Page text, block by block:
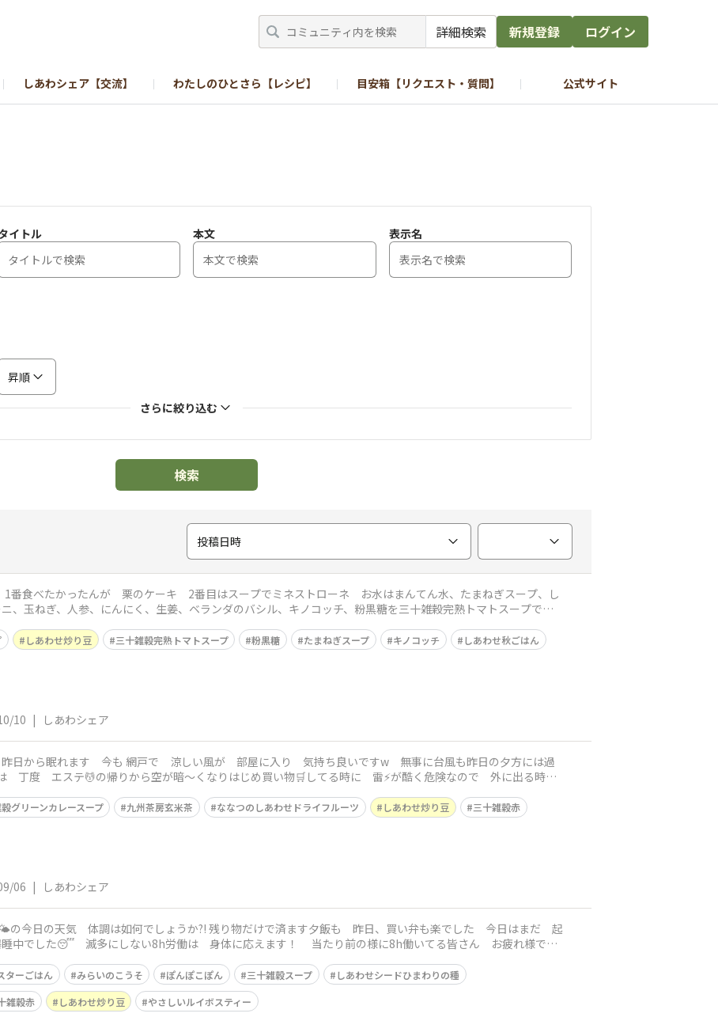
詳細検索 新規登録 ログイン
しあわシェア【交流】 わたしのひとさら【レシピ】 目安箱【リクエスト・質問】 公式サイト
イトル 本文 表示名
昇順
さらに絞り込む
検索
投稿日時
番食べたかったんが 栗のケーキ 2番目はスープでミネストローネ お水はまんてん水、たまねぎスープ、し
、玉ねぎ、人参、にんにく、生姜、ベランダのバシル、キノコッチ、粉黒糖を三十雑穀完熟トマトスープでコ
しあわせ炒り豆 三十雑穀完熟トマトスープ 粉黒糖 たまねぎスープ キノコッチ
しあわせ秋ごはん
10 | しあわシェア
日から眠れます 今も 網戸で 涼しい風が 部屋に入り 気持ち良いですw 無事に台風も昨日の夕方には過
グリーンカレースープ 九州茶房玄米茶 ななつのしあわせドライフルーツ しあわせ炒り豆
三十雑穀赤
06 | しあわシェア
ょうか?! 残り物だけで済ます夕飯も 昨日、買い弁も楽でした 今日はまだ 起
中でした😴 滅多にしない8h労働は 身体に応えます！ 当たり前の様に8h働いてる皆さん お疲れ様です
ターごはん みらいのこうそ ぽんぽこぽん 三十雑穀スープ
しあわせシードひまわりの種
雑穀赤 しあわせ炒り豆 やさしいルイボスティー